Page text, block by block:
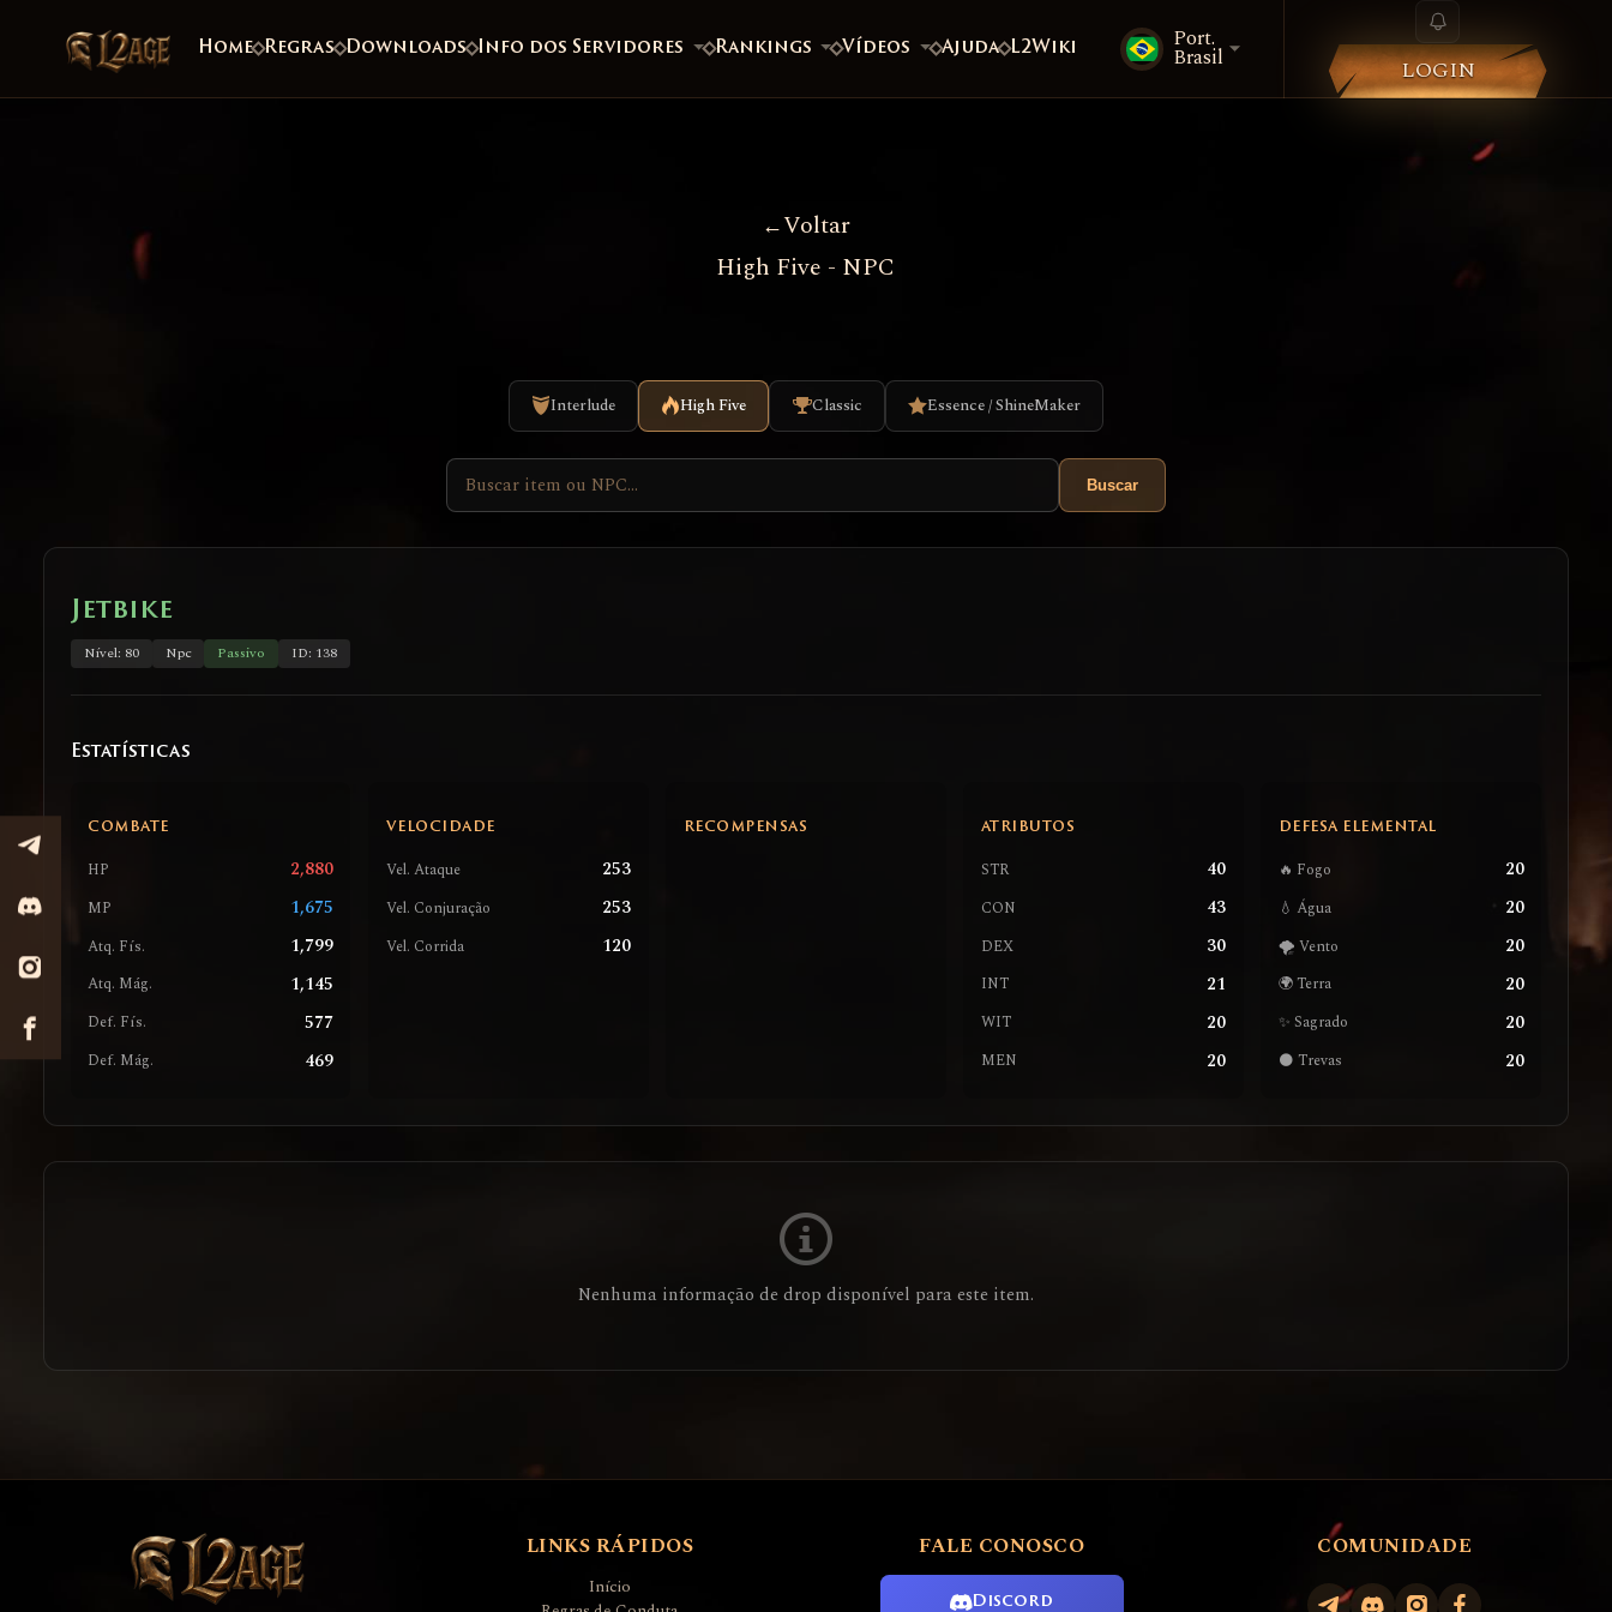
Home Regras Downloads Info dos Servidores Rankings Vídeos Ajuda L2Wiki Port.
Brasil LOGIN
Voltar
High Five - NPC
Interlude High Five Classic Essence / ShineMaker
Buscar
Jetbike
Nível: 80 Npc Passivo ID: 138
Estatísticas
COMBATE
HP 2,880
MP 1,675
Atq. Fís. 1,799
Atq. Mág. 1,145
Def. Fís. 577
Def. Mág. 469
VELOCIDADE
Vel. Ataque 253
Vel. Conjuração 253
Vel. Corrida 120
RECOMPENSAS ATRIBUTOS
STR 40
CON 43
DEX 30
INT 21
WIT 20
MEN 20
DEFESA ELEMENTAL
🔥 Fogo 20
💧 Água 20
🌪️ Vento 20
🌍 Terra 20
✨ Sagrado 20
🌑 Trevas 20
Nenhuma informação de drop disponível para este item.
LINKS RÁPIDOS
Início
FALE CONOSCO
Discord
COMUNIDADE